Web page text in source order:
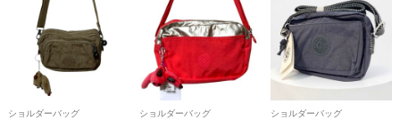
ショルダーバッグ ショルダーバッグ ショルダーバッグ